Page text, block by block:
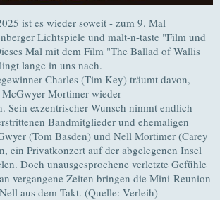
ist es wieder soweit - zum 9. Mal
Lichtspiele und malt-n-taste "Film und
Mal mit dem Film "The Ballad of Wallis
lange in uns nach.
Charles (Tim Key) träumt davon,
Mortimer wieder
Sein exzentrischer Wunsch nimmt endlich
Bandmitglieder und ehemaligen
(Tom Basden) und Nell Mortimer (Carey
ein Privatkonzert auf der abgelegenen Insel
Doch unausgesprochene verletzte Gefühle
vergangene Zeiten bringen die Mini-Reunion
aus dem Takt. (Quelle: Verleih)